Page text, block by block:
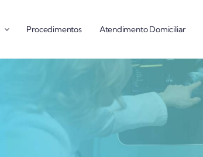
Procedimentos Atendimento Domiciliar